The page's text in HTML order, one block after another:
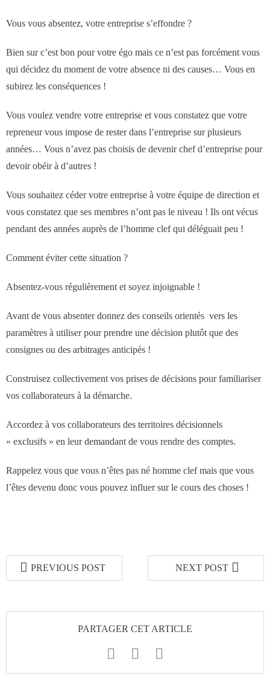
Dirigeants
Le Cabinet
- Notre valeur ajoutée
- Références clients
Vous vous absentez, votre entreprise s’effondre ?
Bien sur c’est bon pour votre égo mais ce n’est pas forcément vous
qui décidez du moment de votre absence ni des causes… Vous en
subirez les conséquences !
Vous voulez vendre votre entreprise et vous constatez que votre
repreneur vous impose de rester dans l’entreprise sur plusieurs
années… Vous n’avez pas choisis de devenir chef d’entreprise pour
devoir obéir à d’autres !
Vous souhaitez céder votre entreprise à votre équipe de direction et
vous constatez que ses membres n’ont pas le niveau ! Ils ont vécus
pendant des années auprès de l’homme clef qui déléguait peu !
Comment éviter cette situation ?
Absentez-vous régulièrement et soyez injoignable !
Avant de vous absenter donnez des conseils orientés vers les
paramètres à utiliser pour prendre une décision plutôt que des
consignes ou des arbitrages anticipés !
Construisez collectivement vos prises de décisions pour familiariser
vos collaborateurs à la démarche.
Accordez à vos collaborateurs des territoires décisionnels
« exclusifs » en leur demandant de vous rendre des comptes.
Rappelez vous que vous n’êtes pas né homme clef mais que vous
l’êtes devenu donc vous pouvez influer sur le cours des choses !
PREVIOUS POST NEXT POST
PARTAGER CET ARTICLE